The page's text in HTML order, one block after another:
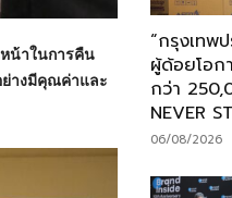
น้าในการคืน
ย่างมีคุณค่าและ
“กรุงเทพ
ผู้ด้อยโอก
กว่า
NEVER
06/08/2026